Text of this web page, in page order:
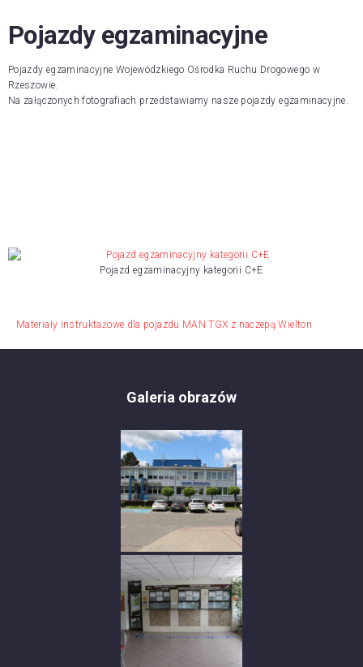
Pojazdy egzaminacyjne
Pojazdy egzaminacyjne Wojewódzkiego Ośrodka Ruchu Drogowego w
Rzeszowie.
Na załączonych fotografiach przedstawiamy nasze pojazdy egzaminacyjne.
Pojazd egzaminacyjny kategorii C+E
Materiały instruktażowe dla pojazdu MAN TGX z naczepą Wielton
Galeria obrazów